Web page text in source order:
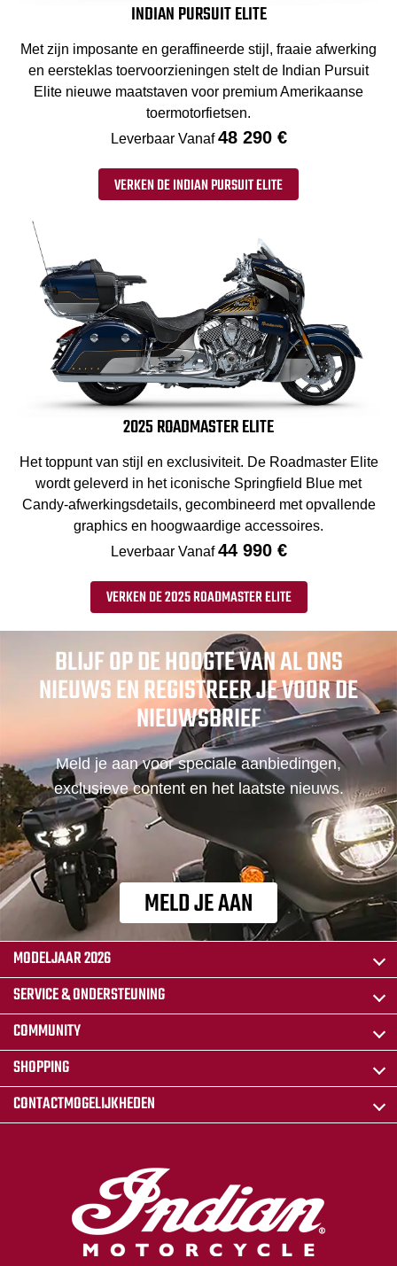
INDIAN PURSUIT ELITE
Met zijn imposante en geraffineerde stijl, fraaie afwerking
en eersteklas toervoorzieningen stelt de Indian Pursuit
Elite nieuwe maatstaven voor premium Amerikaanse
toermotorfietsen.
Leverbaar Vanaf48 290 €
VERKEN DE INDIAN PURSUIT ELITE
2025 ROADMASTER ELITE
Het toppunt van stijl en exclusiviteit. De Roadmaster Elite
wordt geleverd in het iconische Springfield Blue met
Candy-afwerkingsdetails, gecombineerd met opvallende
graphics en hoogwaardige accessoires.
Leverbaar Vanaf44 990 €
VERKEN DE 2025 ROADMASTER ELITE
BLIJF OP DE HOOGTE VAN AL ONS
NIEUWS EN REGISTREER JE VOOR DE
NIEUWSBRIEF
Meld je aan voor speciale aanbiedingen,
exclusieve content en het laatste nieuws.
MELD JE AAN
MODELJAAR 2026
SERVICE & ONDERSTEUNING
COMMUNITY
SHOPPING
CONTACTMOGELIJKHEDEN